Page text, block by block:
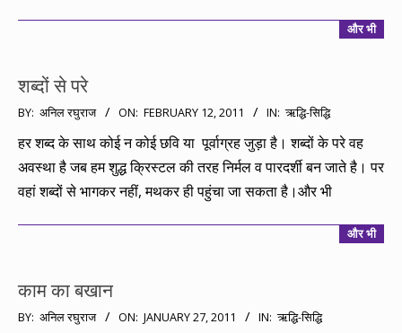
और भी
शब्दों से परे
2011-
BY: अनिल रघुराज ON: FEBRUARY 12, 2011 IN: ऋद्धि-सिद्धि
हर शब्द के साथ कोई न कोई छवि या पूर्वाग्रह जुड़ा है। शब्दों के परे वह
अवस्था है जब हम शुद्ध क्रिस्टल की तरह निर्मल व पारदर्शी बन जाते है। पर
वहां शब्दों से भागकर नहीं, मथकर ही पहुंचा जा सकता है।और भी
और भी
काम का बखान
2011-
BY: अनिल रघुराज ON: JANUARY 27, 2011 IN: ऋद्धि-सिद्धि